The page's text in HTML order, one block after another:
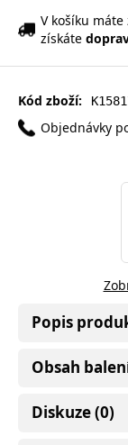
V košíku máte
získáte
Kód zboží:
Objednávky
Popis
Obsah
Diskuze (0)